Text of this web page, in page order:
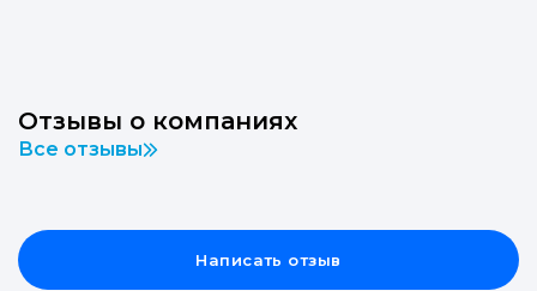
Отзывы о компаниях
Все отзывы
Написать отзыв